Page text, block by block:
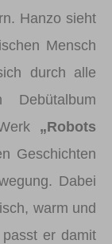
Hanzo sieht
Mensch
durch alle
„Robots
Geschichten
Dabei
warm und
passt er damit